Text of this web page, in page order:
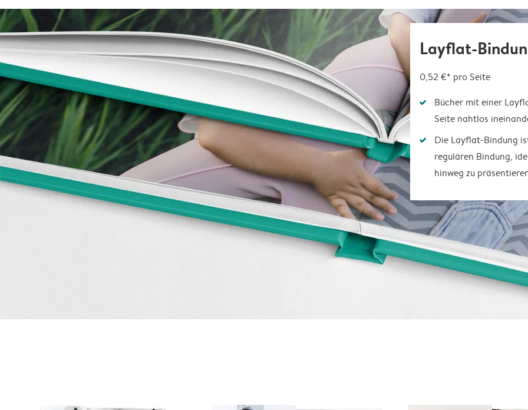
Layflat-
0,52 €* pro Seite
Bücher mit einer
Seite nahtlos
Die Layflat-Bindung
regulären Bindung,
hinweg zu